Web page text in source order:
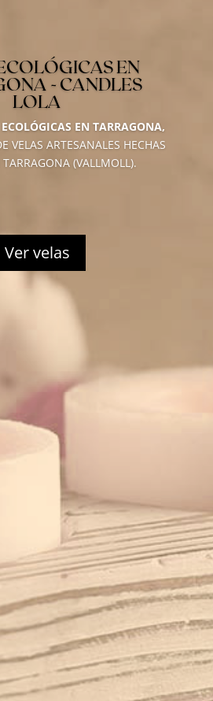
EN
- CANDLES
LOLA
EN TARRAGONA,
VELAS ARTESANALES HECHAS
(VALLMOLL).
Ver velas